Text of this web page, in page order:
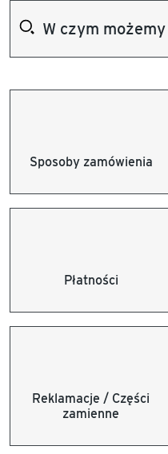
Sposoby zamówienia
Płatności
Reklamacje / Części
zamienne